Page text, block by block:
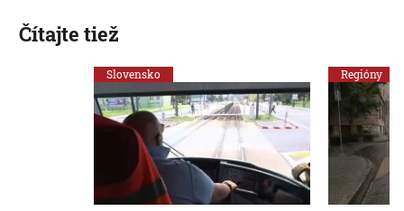
Čítajte tiež
Slovensko Regióny